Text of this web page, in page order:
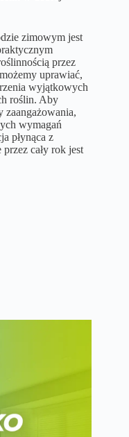
zimowym jest
przez
uprawiać,
wyjątkowych
roślin. Aby
zaangażowania,
wymagań
płynąca z
cały rok jest